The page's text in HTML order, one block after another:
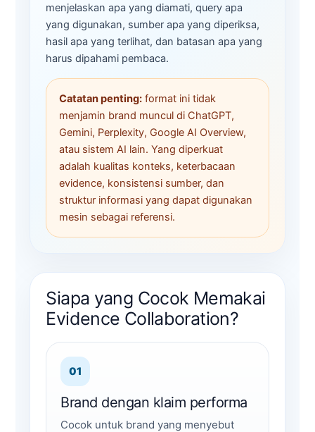
menjelaskan apa yang diamati, query apa
yang digunakan, sumber apa yang diperiksa,
hasil apa yang terlihat, dan batasan apa yang
harus dipahami pembaca.
Catatan penting: format ini tidak
menjamin brand muncul di ChatGPT,
Gemini, Perplexity, Google AI Overview,
atau sistem AI lain. Yang diperkuat
adalah kualitas konteks, keterbacaan
evidence, konsistensi sumber, dan
struktur informasi yang dapat digunakan
mesin sebagai referensi.
Siapa yang Cocok Memakai
Evidence Collaboration?
01
Brand dengan klaim performa
Cocok untuk brand yang menyebut